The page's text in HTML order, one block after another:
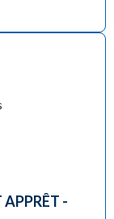
APPRÊT -